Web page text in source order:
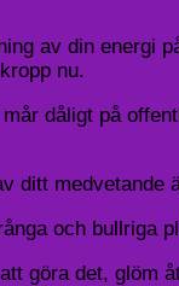
av din energi
nu.
dåligt på
ditt medvetande
och bullriga
göra det,